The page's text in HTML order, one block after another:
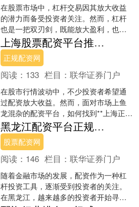
在股票市场中，杠杆交易因其放大收益
的潜力而备受投资者关注。然而，杠杆
也是一把双刃剑，既能放大盈利，也能
加剧亏损。本文将为您详细解析股票杠
杆的申请条件、操作流程及....
上海股票配资平台推荐（正规低息）
正规配资网
阅读： 133 栏目：联华证券门户
在股市行情波动中，不少投资者希望通
过配资放大收益。然而，面对市场上鱼
龙混杂的配资平台，如何找到**上海正规
低息**的配资渠道，成为投资者的核心关
切。本文将从资质....
黑龙江配资平台正规排名
股票配资网
阅读： 146 栏目：联华证券门户
随着金融市场的发展，配资作为一种杠
杆投资工具，逐渐受到投资者的关注。
在黑龙江，越来越多的投资者开始寻求